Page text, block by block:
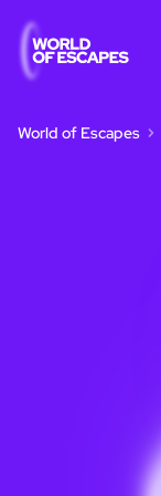
World of Escapes